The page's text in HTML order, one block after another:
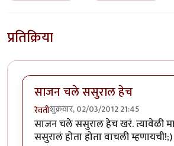
प्रतिक्रिया
साजन चले ससुराल हेच
रेवतीशुक्रवार, 02/03/2012 21:45
साजन चले ससुराल हेच खरं. त्यावेळी
ससुरालं होता होता वाचली म्हणायची!;)